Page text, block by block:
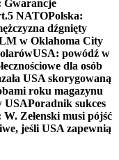
Gwarancje
NATOPolska:
dźgnięty
w Oklahoma City
USA: powódź w
dla osób
USA skorygowaną
roku magazynu
USAPoradnik sukces
Zełenski musi pójść
jeśli USA zapewnią